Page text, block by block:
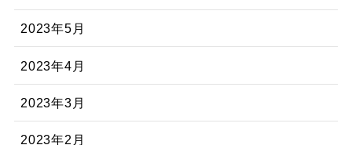
2023年5月
2023年4月
2023年3月
2023年2月